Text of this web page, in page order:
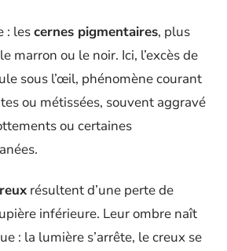
: lescernes pigmentaires, plus
marron ou le noir. Ici, l’excès de
sous l’œil, phénomène courant
ou métissées, souvent aggravé
ou certaines
résultent d’une perte de
inférieure. Leur ombre naît
: la lumière s’arrête, le creux se